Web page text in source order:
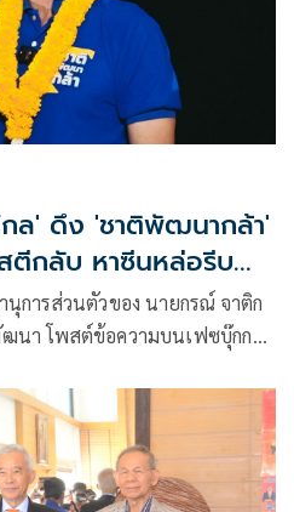
กล' ดึง 'ชาติพัฒนากล้า'
ตีกลับ หาซีนหล่อรีบ
การส่วนตัวของ นายกรณ์ จาติก
า โพสต์ข้อความบนเฟซบุ๊กกล่า